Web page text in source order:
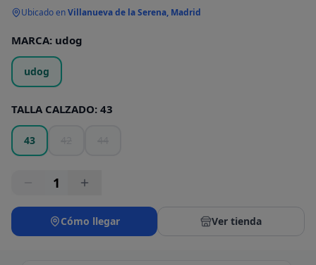
Ubicado enVillanueva de la Serena, Madrid
MARCA: udog
udog
TALLA CALZADO: 43
43
1
Cómo llegar Ver tienda